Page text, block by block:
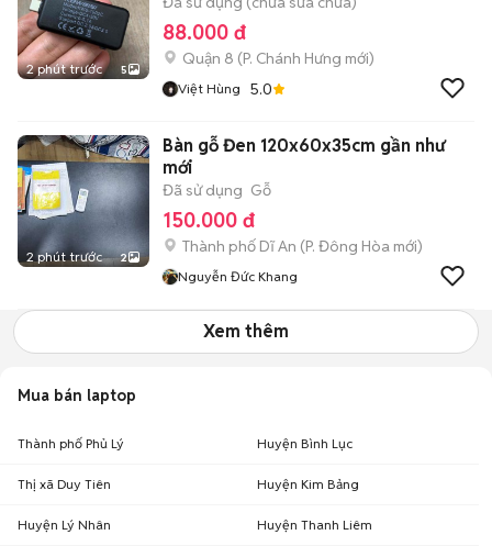
2 phút trước 5
88.000 đ
Quận 8 (P. Chánh Hưng mới)
Việt Hùng 5.0
2 phút trước 2
Bàn gỗ Đen 120x60x35cm gần như
mới
Đã sử dụng Gỗ
150.000 đ
Thành phố Dĩ An (P. Đông Hòa mới)
Nguyễn Đức Khang
Xem thêm
Mua bán laptop
Thành phố Phủ Lý Huyện Bình Lục
Thị xã Duy Tiên Huyện Kim Bảng
Huyện Lý Nhân Huyện Thanh Liêm